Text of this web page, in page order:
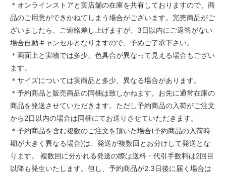
＊オンラインストアと実店舗の在庫を共有しておりますので、商
品のご用意ができかねてしまう場合がございます。完売商品がご
ざいましたら、ご連絡差し上げますが、3日以内にご返答がない
場合自動キャンセルとなりますので、予めご了承下さい。
＊画面上と実物では多少、色具合が異なって見える場合もござい
ます。
＊サイズについては実商品と多少、異なる場合があります。
＊予約商品と販売商品の同梱は致しかねます。お先に通常在庫の
商品を発送させていただきます。ただし予約商品の入荷がご注文
から2日以内の場合は同梱にてお送りさせていただきます。
＊予約商品を含む複数のご注文を頂いた場合(予約商品の入荷時
期が大きく異なる場合)は、発送が複数回とお分けして発送とな
ります。 複数回に分かれる発送の際は送料・代引手数料は2回目
以降も発生いたします。但し、予約商品が2.3日後に届く場合は